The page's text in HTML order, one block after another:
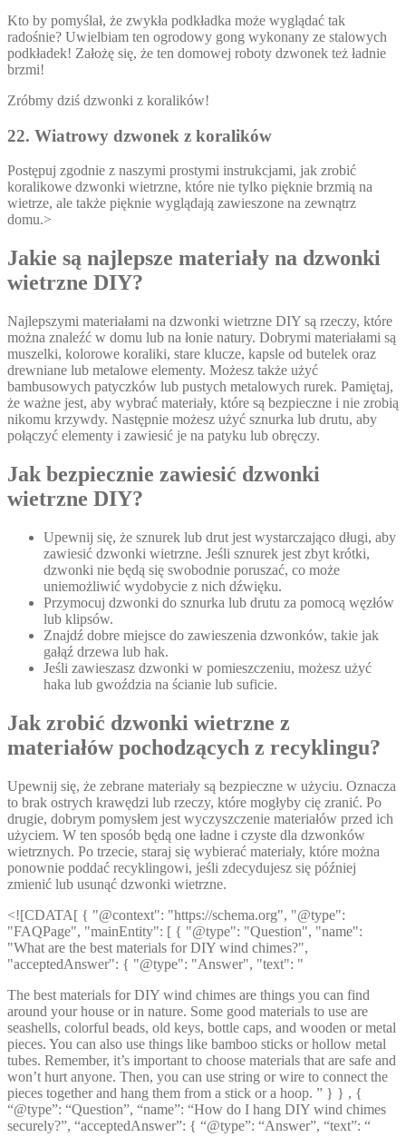
Kto by pomyślał, że zwykła podkładka może wyglądać tak
radośnie? Uwielbiam ten ogrodowy gong wykonany ze stalowych
podkładek! Założę się, że ten domowej roboty dzwonek też ładnie
brzmi!
Zróbmy dziś dzwonki z koralików!
22. Wiatrowy dzwonek z koralików
Postępuj zgodnie z naszymi prostymi instrukcjami, jak zrobić
koralikowe dzwonki wietrzne, które nie tylko pięknie brzmią na
wietrze, ale także pięknie wyglądają zawieszone na zewnątrz
domu.>
Jakie są najlepsze materiały na dzwonki
wietrzne DIY?
Najlepszymi materiałami na dzwonki wietrzne DIY są rzeczy, które
można znaleźć w domu lub na łonie natury. Dobrymi materiałami są
muszelki, kolorowe koraliki, stare klucze, kapsle od butelek oraz
drewniane lub metalowe elementy. Możesz także użyć
bambusowych patyczków lub pustych metalowych rurek. Pamiętaj,
że ważne jest, aby wybrać materiały, które są bezpieczne i nie zrobią
nikomu krzywdy. Następnie możesz użyć sznurka lub drutu, aby
połączyć elementy i zawiesić je na patyku lub obręczy.
Jak bezpiecznie zawiesić dzwonki
wietrzne DIY?
Upewnij się, że sznurek lub drut jest wystarczająco długi, aby
zawiesić dzwonki wietrzne. Jeśli sznurek jest zbyt krótki,
dzwonki nie będą się swobodnie poruszać, co może
uniemożliwić wydobycie z nich dźwięku.
Przymocuj dzwonki do sznurka lub drutu za pomocą węzłów
lub klipsów.
Znajdź dobre miejsce do zawieszenia dzwonków, takie jak
gałąź drzewa lub hak.
Jeśli zawieszasz dzwonki w pomieszczeniu, możesz użyć
haka lub gwoździa na ścianie lub suficie.
Jak zrobić dzwonki wietrzne z
materiałów pochodzących z recyklingu?
Upewnij się, że zebrane materiały są bezpieczne w użyciu. Oznacza
to brak ostrych krawędzi lub rzeczy, które mogłyby cię zranić. Po
drugie, dobrym pomysłem jest wyczyszczenie materiałów przed ich
użyciem. W ten sposób będą one ładne i czyste dla dzwonków
wietrznych. Po trzecie, staraj się wybierać materiały, które można
ponownie poddać recyklingowi, jeśli zdecydujesz się później
zmienić lub usunąć dzwonki wietrzne.
<![CDATA[ { "@context": "https://schema.org", "@type":
"FAQPage", "mainEntity": [ { "@type": "Question", "name":
"What are the best materials for DIY wind chimes?",
"acceptedAnswer": { "@type": "Answer", "text": "
The best materials for DIY wind chimes are things you can find
around your house or in nature. Some good materials to use are
seashells, colorful beads, old keys, bottle caps, and wooden or metal
pieces. You can also use things like bamboo sticks or hollow metal
tubes. Remember, it’s important to choose materials that are safe and
won’t hurt anyone. Then, you can use string or wire to connect the
pieces together and hang them from a stick or a hoop. ” } } , {
“@type”: “Question”, “name”: “How do I hang DIY wind chimes
securely?”, “acceptedAnswer”: { “@type”: “Answer”, “text”: “